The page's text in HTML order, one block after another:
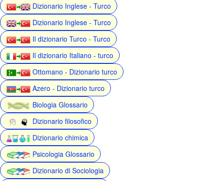
Dizionario Inglese - Turco
Dizionario Inglese - Turco
Il dizionario Turco - Turco
Il dizionario Italiano - turco
Ottomano - Dizionario turco
Azero - Dizionario turco
Biologia Glossario
Dizionario filosofico
Dizionario chimica
Psicologia Glossario
Dizionario di Sociologia